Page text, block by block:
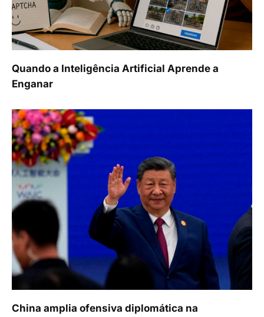
Quando a Inteligência Artificial Aprende a
Enganar
China amplia ofensiva diplomática na